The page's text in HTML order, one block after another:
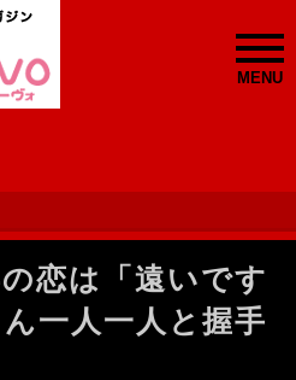
MENU
恋は「遠いです
一人一人と握手